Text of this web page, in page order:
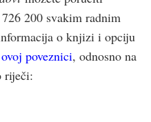
200 svakim radnim
o knjizi i opciju
ovoj poveznici, odnosno na
riječi: